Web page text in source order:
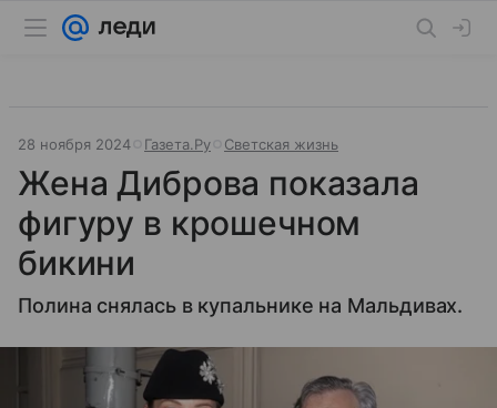
28 ноября 2024 Газета.Ру Светская жизнь
Жена Диброва показала
фигуру в крошечном
бикини
Полина снялась в купальнике на Мальдивах.